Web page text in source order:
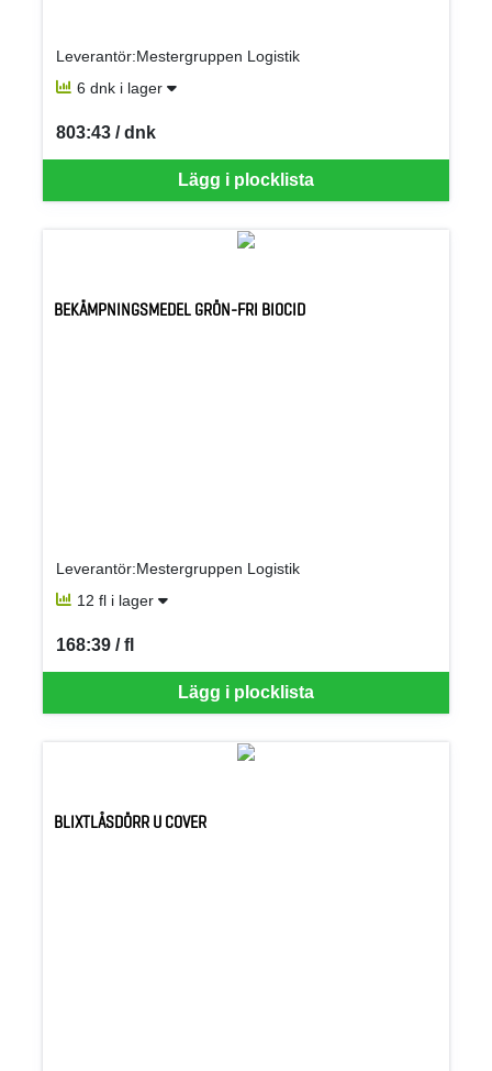
Leverantör:Mestergruppen Logistik
6 dnk i lager
Lägg i plocklista
803:43 / dnk
SEK per DNK
BEKÄMPNINGSMEDEL GRÖN-FRI BIOCID
Leverantör:Mestergruppen Logistik
12 fl i lager
Lägg i plocklista
168:39 / fl
SEK per FL
BLIXTLÅSDÖRR U COVER